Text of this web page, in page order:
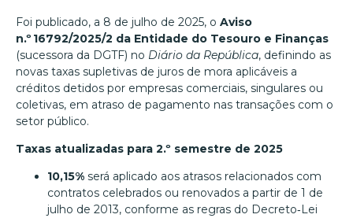
Foi publicado, a 8 de julho de 2025, o Aviso
n.º 16792/2025/2 da Entidade do Tesouro e Finanças
(sucessora da DGTF) no Diário da República, definindo as
novas taxas supletivas de juros de mora aplicáveis a
créditos detidos por empresas comerciais, singulares ou
coletivas, em atraso de pagamento nas transações com o
setor público.
Taxas atualizadas para 2.º semestre de 2025
10,15% será aplicado aos atrasos relacionados com
contratos celebrados ou renovados a partir de 1 de
julho de 2013, conforme as regras do Decreto‑Lei